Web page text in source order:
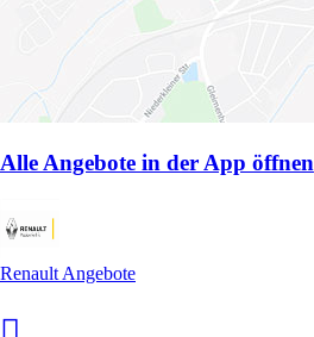
Alle Angebote in der App öffnen
Renault Angebote